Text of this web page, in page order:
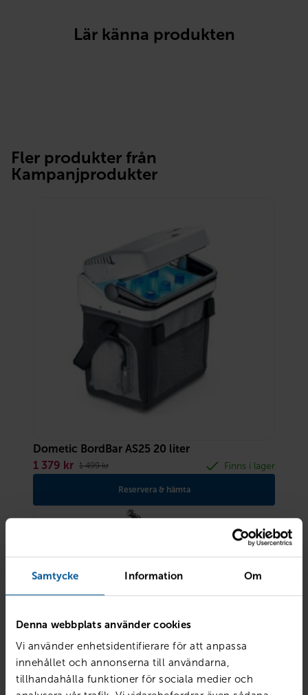
Samtycke Information Om
Denna webbplats använder cookies
Vi använder enhetsidentifierare för att anpassa
innehållet och annonserna till användarna,
tillhandahålla funktioner för sociala medier och
Lär känna produkten
Fler produkter från
Kampanjprodukter
Dometic BordBar AS25 20 liter
1 499kr
1 379 kr Finns i lager
Reservera & hämta